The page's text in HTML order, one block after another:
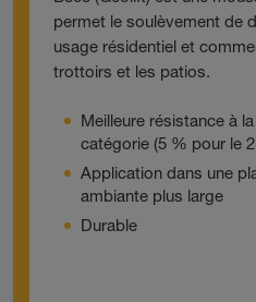
permet le soulèvement de
usage résidentiel et
trottoirs et les patios.
Meilleure résistance à
catégorie (5 % pour le
Application dans une
ambiante plus large
Durable